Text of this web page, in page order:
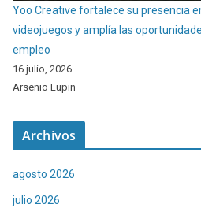
Yoo Creative fortalece su presencia
videojuegos y amplía las
empleo
16 julio, 2026
Arsenio Lupin
Archivos
agosto 2026
julio 2026